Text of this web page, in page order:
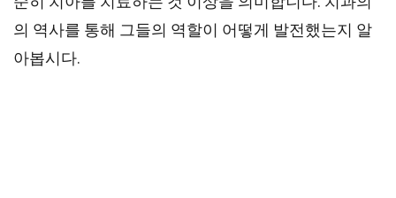
의 역사를 통해 그들의 역할이 어떻게 발전했는지 알
아봅시다.